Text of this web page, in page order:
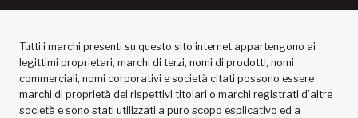
Tutti i marchi presenti su questo sito internet appartengono ai
legittimi proprietari; marchi di terzi, nomi di prodotti, nomi
commerciali, nomi corporativi e società citati possono essere
marchi di proprietà dei rispettivi titolari o marchi registrati d’altre
società e sono stati utilizzati a puro scopo esplicativo ed a